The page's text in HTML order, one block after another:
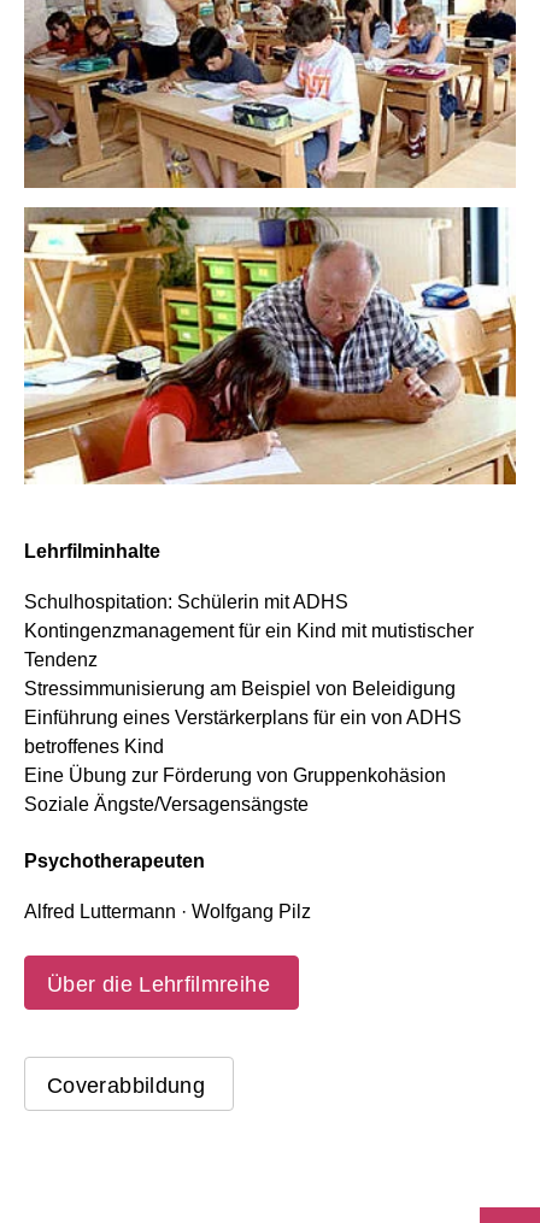
Lehrfilminhalte
Schulhospitation: Schülerin mit ADHS
Kontingenzmanagement für ein Kind mit mutistischer
Tendenz
Stressimmunisierung am Beispiel von Beleidigung
Einführung eines Verstärkerplans für ein von ADHS
betroffenes Kind
Eine Übung zur Förderung von Gruppenkohäsion
Soziale Ängste/Versagensängste
Psychotherapeuten
Alfred Luttermann · Wolfgang Pilz
Über die Lehrfilmreihe
Coverabbildung